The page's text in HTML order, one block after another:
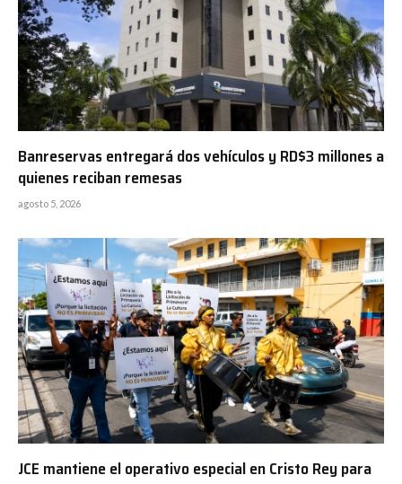
Banreservas entregará dos vehículos y RD$3 millones a
quienes reciban remesas
agosto 5, 2026
JCE mantiene el operativo especial en Cristo Rey para